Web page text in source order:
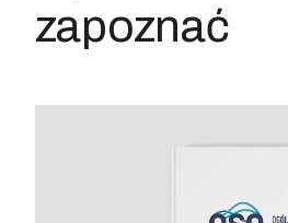
zapoznać